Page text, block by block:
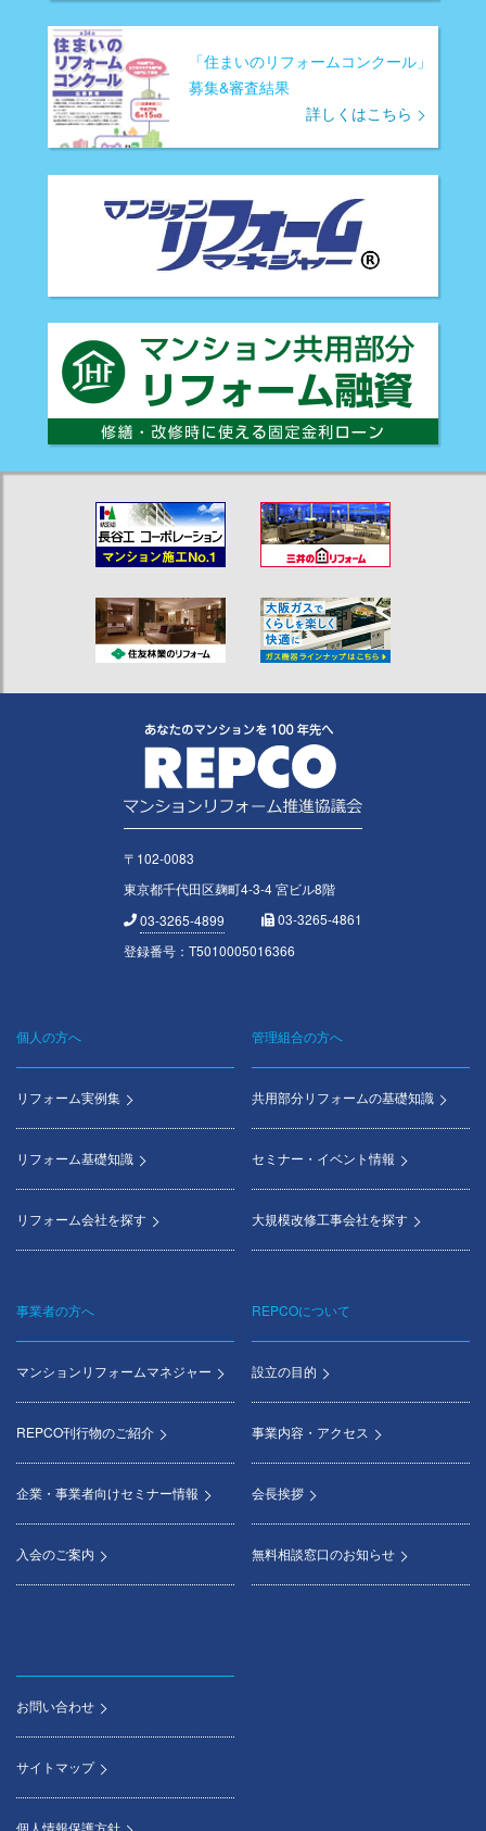
「住まいのリフォームコンクール」
募集&審査結果
詳しくはこちら
〒102-0083
東京都千代田区麹町4-3-4 宮ビル8階
03-3265-4899
03-3265-4861
登録番号：T5010005016366
Footer
menu
個人の方へ
リフォーム実例集
リフォーム基礎知識
リフォーム会社を探す
管理組合の方へ
共用部分リフォームの基礎知識
セミナー・イベント情報
大規模改修工事会社を探す
事業者の方へ
マンションリフォームマネジャー
REPCO刊行物のご紹介
企業・事業者向けセミナー情報
入会のご案内
REPCOについて
設立の目的
事業内容・アクセス
会長挨拶
無料相談窓口のお知らせ
お問い合わせ
サイトマップ